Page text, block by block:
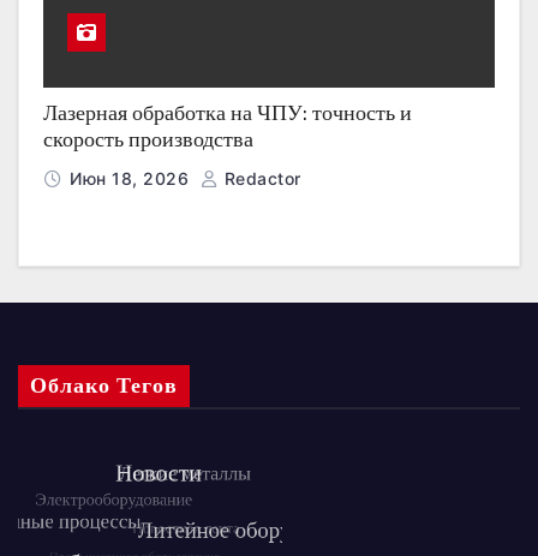
Лазерная обработка на ЧПУ: точность и
скорость производства
Июн 18, 2026 Redactor
Облако Тегов